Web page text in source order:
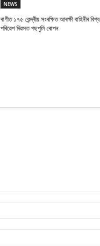
NEWS
ৰাণীত ১৭৫ কেন্দ্ৰীয় সংৰক্ষিত আৰক্ষী বাহিনীৰ বিশ্ব
পৰিৱেশ দিৱসত গছপুলি ৰোপন